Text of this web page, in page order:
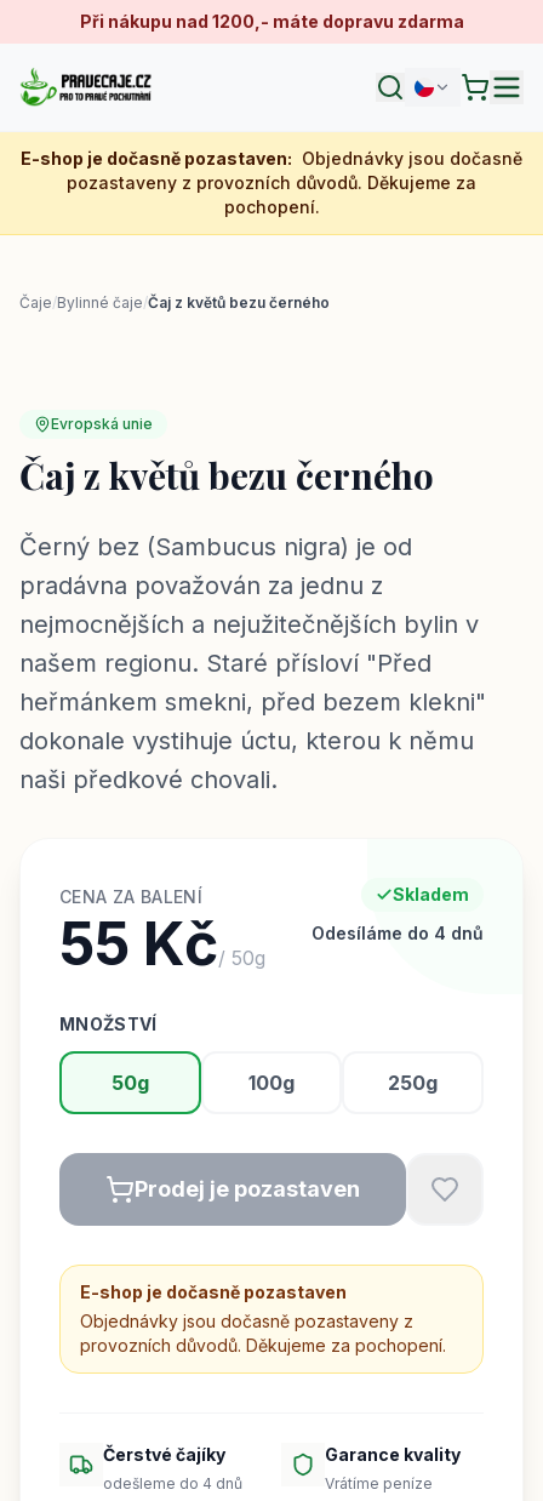
Při nákupu nad 1200,- máte dopravu zdarma
E-shop je dočasně pozastaven: Objednávky jsou dočasně
pozastaveny z provozních důvodů. Děkujeme za
pochopení.
Čaje/Bylinné čaje/Čaj z květů bezu černého
Evropská unie
Čaj z květů bezu černého
Černý bez (Sambucus nigra) je od
pradávna považován za jednu z
nejmocnějších a nejužitečnějších bylin v
našem regionu. Staré přísloví "Před
heřmánkem smekni, před bezem klekni"
dokonale vystihuje úctu, kterou k němu
naši předkové chovali.
CENA ZA BALENÍ
55 Kč/ 50g
Skladem
Odesíláme do 4 dnů
MNOŽSTVÍ
50g 100g 250g
Prodej je pozastaven
E-shop je dočasně pozastaven
Objednávky jsou dočasně pozastaveny z
provozních důvodů. Děkujeme za pochopení.
Čerstvé čajíky
odešleme do 4 dnů
Garance kvality
Vrátíme peníze